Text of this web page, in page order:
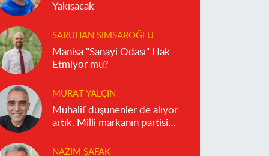
Yakışacak
SARUHAN SIMSAROĞLU
Manisa "Sanayi Odası" Hak
Etmiyor mu?
MURAT YALÇIN
Muhalif düşünenler de alıyor
artık. Milli markanın partisi
NAZIM ŞAFAK